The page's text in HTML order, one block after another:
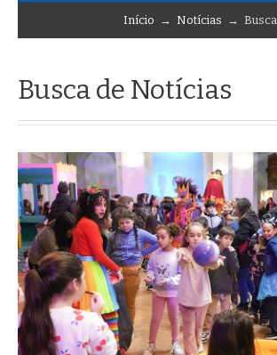
Início → Notícias → Busca
Busca de Notícias